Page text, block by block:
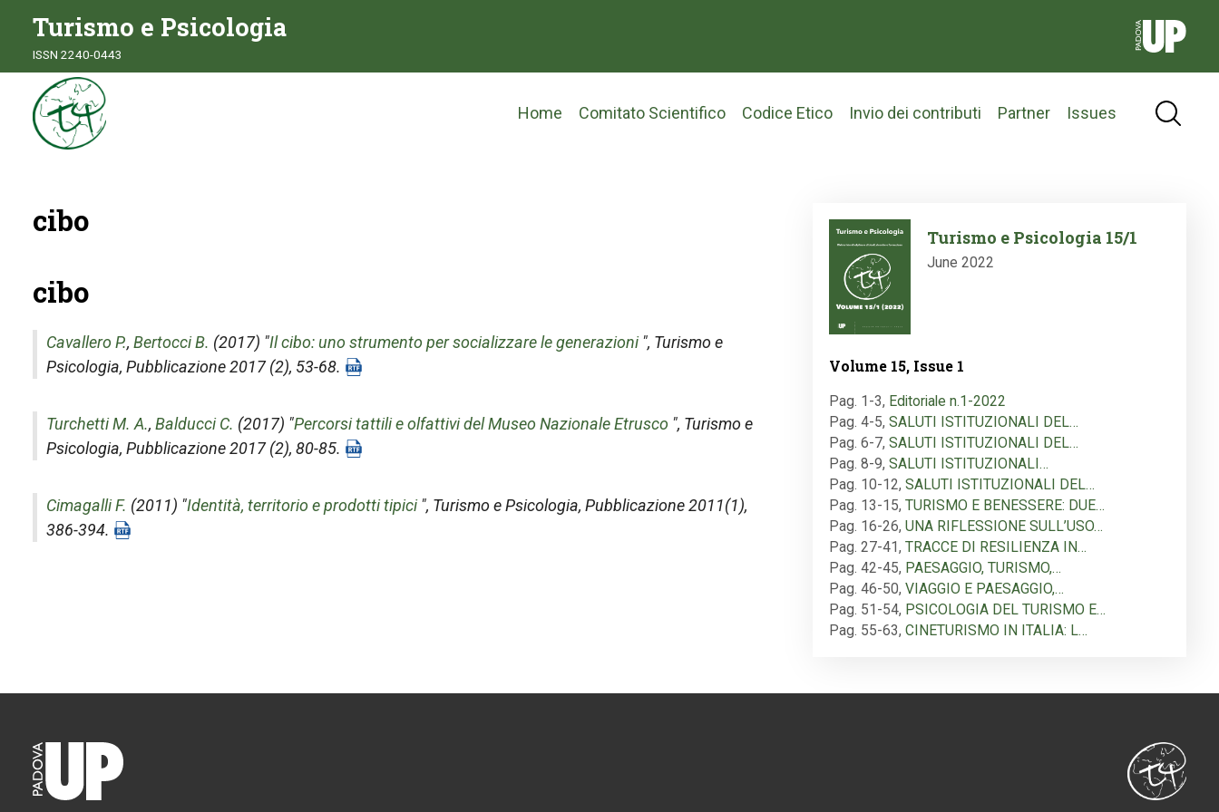
Turismo e Psicologia
ISSN 2240-0443
Main
Home Comitato Scientifico Codice Etico Invio dei contributi Partner Issues
cibo
cibo
Cavallero P., Bertocci B. (2017) "Il cibo: uno strumento per socializzare le generazioni", Turismo e
Psicologia, Pubblicazione 2017 (2), 53-68.
Turchetti M. A., Balducci C. (2017) "Percorsi tattili e olfattivi del Museo Nazionale Etrusco ", Turismo e
Psicologia, Pubblicazione 2017 (2), 80-85.
Cimagalli F. (2011) "Identità, territorio e prodotti tipici", Turismo e Psicologia, Pubblicazione 2011(1),
386-394.
Image
Turismo e Psicologia 15/1
June 2022
Volume 15, Issue 1
Pag. 1-3, Editoriale n.1-2022
Pag. 4-5, SALUTI ISTITUZIONALI DEL…
Pag. 6-7, SALUTI ISTITUZIONALI DEL…
Pag. 8-9, SALUTI ISTITUZIONALI…
Pag. 10-12, SALUTI ISTITUZIONALI DEL…
Pag. 13-15, TURISMO E BENESSERE: DUE…
Pag. 16-26, UNA RIFLESSIONE SULL’USO…
Pag. 27-41, TRACCE DI RESILIENZA IN…
Pag. 42-45, PAESAGGIO, TURISMO,…
Pag. 46-50, VIAGGIO E PAESAGGIO,…
Pag. 51-54, PSICOLOGIA DEL TURISMO E…
Pag. 55-63, CINETURISMO IN ITALIA: L…